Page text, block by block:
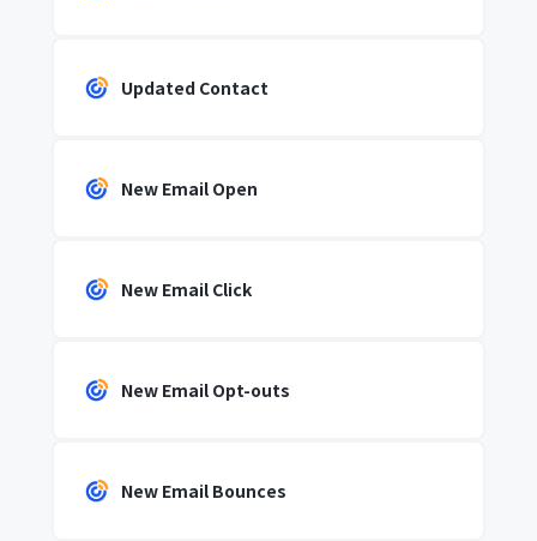
Updated Contact
New Email Open
New Email Click
New Email Opt-outs
New Email Bounces